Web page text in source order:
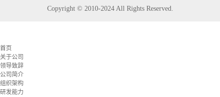
Copyright © 2010-2024 All Rights Reserved.
首页
关于公司
领导致辞
公司简介
组织架构
研发能力